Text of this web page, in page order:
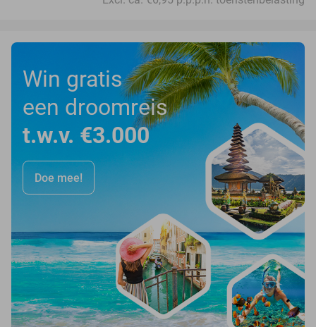
Win gratis
een droomreis
t.w.v. €3.000
Doe mee!